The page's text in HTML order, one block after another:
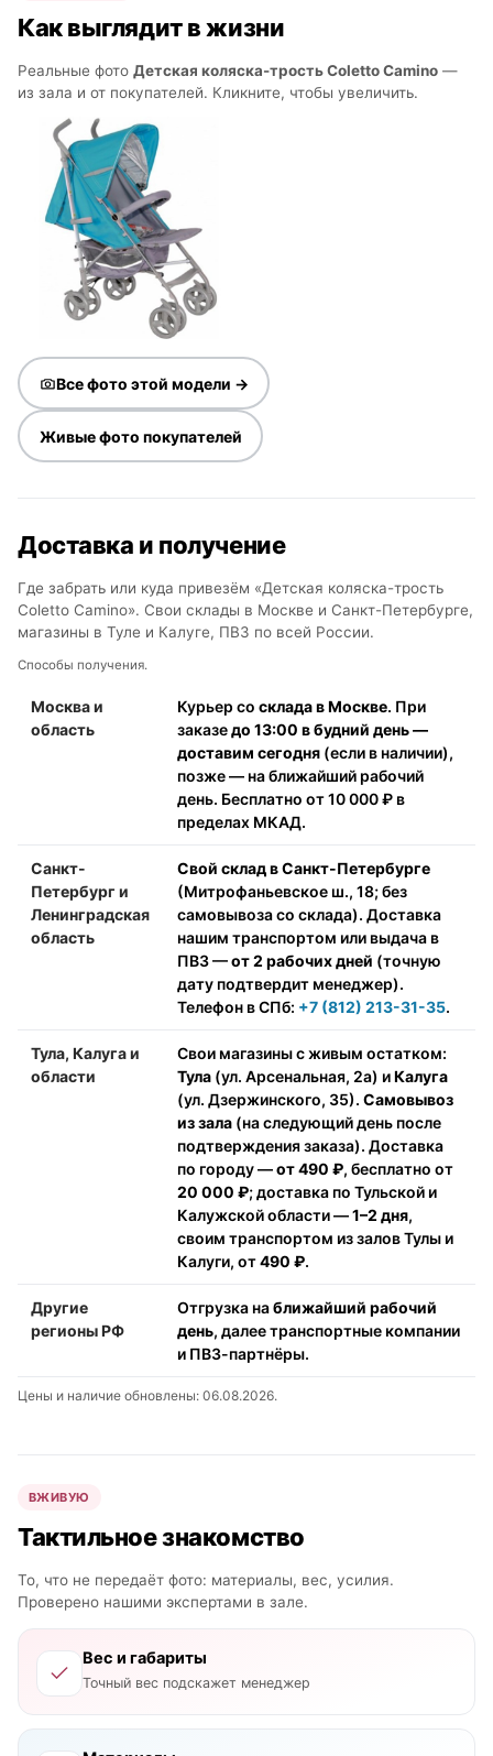
Как выглядит в жизни
Реальные фото Детская коляска-трость Coletto Camino —
из зала и от покупателей. Кликните, чтобы увеличить.
Все фото этой модели →
Живые фото покупателей
Доставка и получение
Где забрать или куда привезём «Детская коляска-трость
Coletto Camino». Свои склады в Москве и Санкт-Петербурге,
магазины в Туле и Калуге, ПВЗ по всей России.
Способы получения.
Москва и
область
Курьер со склада в Москве. При
заказедо 13:00 в будний день —
доставим сегодня (если в наличии),
позже — на ближайший рабочий
день. Бесплатно от 10 000 ₽ в
пределах МКАД.
Санкт-
Петербург и
Ленинградская
область
Свой склад в Санкт-Петербурге
(Митрофаньевское ш., 18; без
самовывоза со склада). Доставка
нашим транспортом или выдача в
ПВЗ —от 2 рабочих дней (точную
дату подтвердит менеджер).
Телефон в СПб: +7 (812) 213-31-35.
Тула, Калуга и
области
Свои магазины с живым остатком:
Тула (ул. Арсенальная, 2а) иКалуга
(ул. Дзержинского, 35). Самовывоз
из зала (на следующий день после
подтверждения заказа). Доставка
по городу —от 490 ₽, бесплатно от
20 000 ₽; доставка по Тульской и
Калужской области —1–2 дня,
своим транспортом из залов Тулы и
Калуги, от490 ₽.
Другие
регионы РФ
Отгрузка наближайший рабочий
день, далее транспортные компании
и ПВЗ-партнёры.
Цены и наличие обновлены: 06.08.2026.
ВЖИВУЮ
Тактильное знакомство
То, что не передаёт фото: материалы, вес, усилия.
Проверено нашими экспертами в зале.
Вес и габариты
Точный вес подскажет менеджер